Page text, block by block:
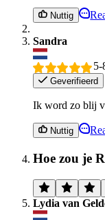
Nuttig
Sandra
5-
Geverifieerd
Ik word zo blij
Nuttig
Hoe zou je
Lydia van